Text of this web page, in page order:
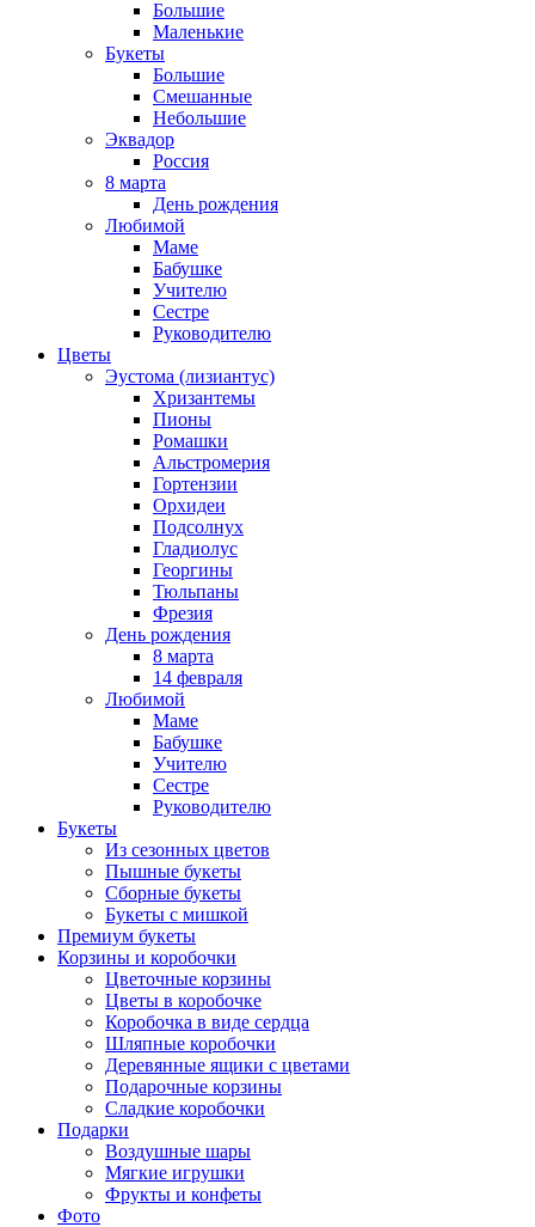
Большие
Маленькие
Букеты
Большие
Смешанные
Небольшие
Эквадор
Россия
8 марта
День рождения
Любимой
Маме
Бабушке
Учителю
Сестре
Руководителю
Цветы
Эустома (лизиантус)
Хризантемы
Пионы
Ромашки
Альстромерия
Гортензии
Орхидеи
Подсолнух
Гладиолус
Георгины
Тюльпаны
Фрезия
День рождения
8 марта
14 февраля
Любимой
Маме
Бабушке
Учителю
Сестре
Руководителю
Букеты
Из сезонных цветов
Пышные букеты
Сборные букеты
Букеты с мишкой
Премиум букеты
Корзины и коробочки
Цветочные корзины
Цветы в коробочке
Коробочка в виде сердца
Шляпные коробочки
Деревянные ящики с цветами
Подарочные корзины
Сладкие коробочки
Подарки
Воздушные шары
Мягкие игрушки
Фрукты и конфеты
Фото